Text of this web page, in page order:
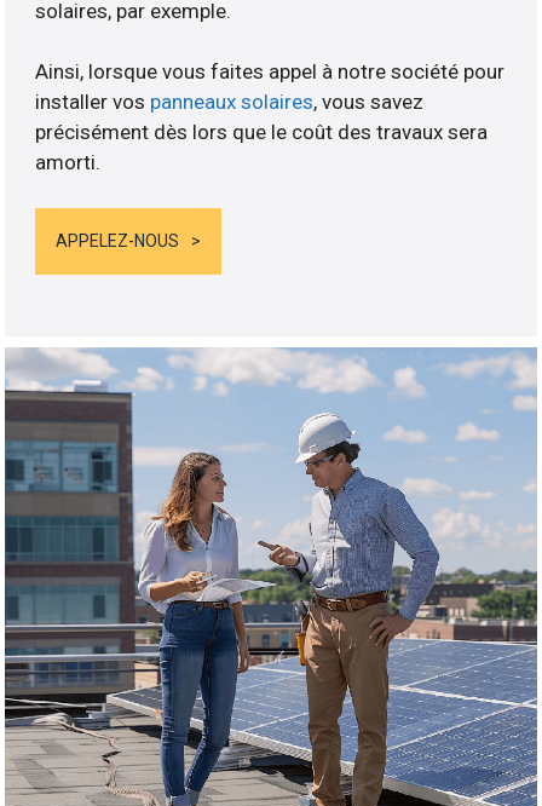
solaires, par exemple.
Ainsi, lorsque vous faites appel à notre société pour
installer vos panneaux solaires, vous savez
précisément dès lors que le coût des travaux sera
amorti.
APPELEZ-NOUS